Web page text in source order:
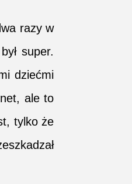
razy w
super.
dziećmi
ale to
tylko że